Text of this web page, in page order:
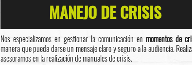
MANEJO DE CRISIS
Nos especializamos en gestionar la comunicación en momentos de
manera que pueda darse un mensaje claro y seguro a la audiencia.
asesoramos en la realización de manuales de crisis.